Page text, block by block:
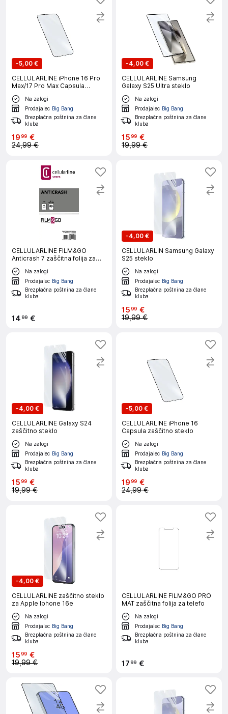
-5,00 €
CELLULARLINE iPhone 16 Pro
Max/17 Pro Max Capsula
zaščitno steklo
Na zalogi
Prodajalec Big Bang
Brezplačna poštnina za člane
kluba
1999 €
24,99 €
-4,00 €
CELLULARLINE Samsung
Galaxy S25 Ultra steklo
Na zalogi
Prodajalec Big Bang
Brezplačna poštnina za člane
kluba
1599 €
19,99 €
CELLULARLINE FILM&GO
Anticrash 7 zaščitna folija za
pametni telefon
Na zalogi
Prodajalec Big Bang
Brezplačna poštnina za člane
kluba
1499 €
-4,00 €
CELLULARLIN Samsung Galaxy
S25 steklo
Na zalogi
Prodajalec Big Bang
Brezplačna poštnina za člane
kluba
1599 €
19,99 €
-4,00 €
CELLULARLINE Galaxy S24
zaščitno steklo
Na zalogi
Prodajalec Big Bang
Brezplačna poštnina za člane
kluba
1599 €
19,99 €
-5,00 €
CELLULARLINE iPhone 16
Capsula zaščitno steklo
Na zalogi
Prodajalec Big Bang
Brezplačna poštnina za člane
kluba
1999 €
24,99 €
-4,00 €
CELLULARLINE zaščitno steklo
za Apple Iphone 16e
Na zalogi
Prodajalec Big Bang
Brezplačna poštnina za člane
kluba
1599 €
19,99 €
CELLULARLINE FILM&GO PRO
MAT zaščitna folija za telefo
Na zalogi
Prodajalec Big Bang
Brezplačna poštnina za člane
kluba
1799 €